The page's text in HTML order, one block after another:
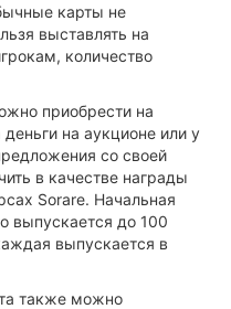
карты не
выставлять на
количество
приобрести на
на аукционе или у
со своей
в качестве награды
Sorare. Начальная
выпускается до 100
выпускается в
также можно